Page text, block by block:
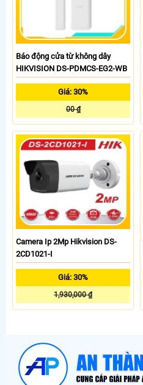
Báo động cửa từ không dây
HIKVISION DS-PDMCS-EG2-WB
Giá: 30%
00 ₫
Camera Ip 2Mp Hikvision DS-
2CD1021-I
Giá: 30%
1,930,000 ₫